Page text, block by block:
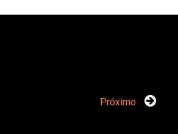
Próximo